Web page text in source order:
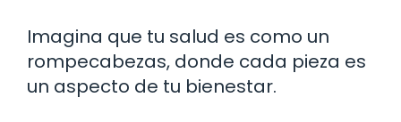
Imagina que tu salud es como un
rompecabezas, donde cada pieza es
un aspecto de tu bienestar.